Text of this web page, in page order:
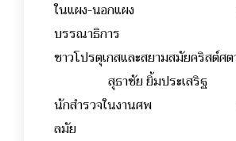
ในแผง-นอกแผง ก
บรรณาธิการ
ชาวโปรตุเกสและสยามสมัยคริสต์ศ
สุธาชัย ยิ้มประเสริฐ
นักสำรวจในงานศพ ก
ลมัย